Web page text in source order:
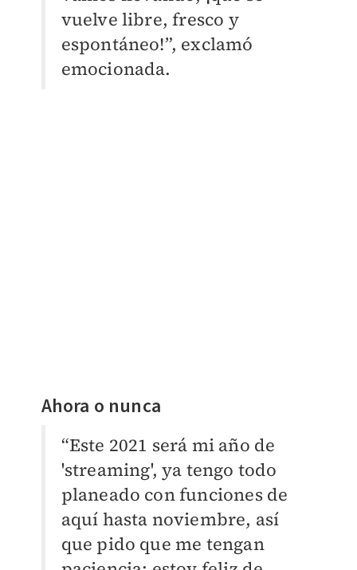
vuelve libre, fresco y
espontáneo!”, exclamó
emocionada.
Ahora o nunca
“Este 2021 será mi año de
'streaming', ya tengo todo
planeado con funciones de
aquí hasta noviembre, así
que pido que me tengan